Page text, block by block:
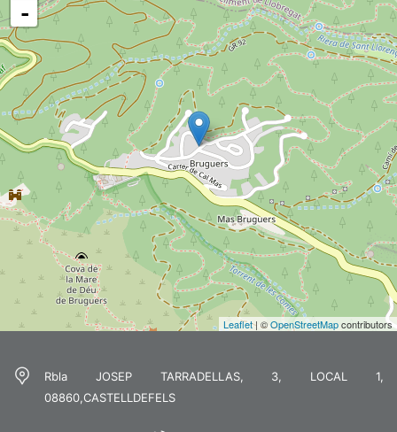
-
Leaflet| ©OpenStreetMapcontributors
Rbla JOSEP TARRADELLAS, 3, LOCAL 1,
08860,CASTELLDEFELS